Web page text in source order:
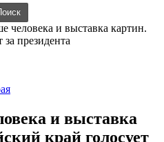
человека и выставка картин.
президента
и выставка
край голосует